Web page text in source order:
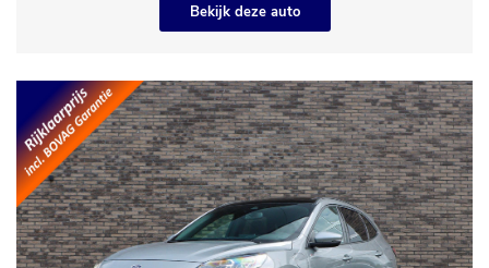
Bekijk deze auto